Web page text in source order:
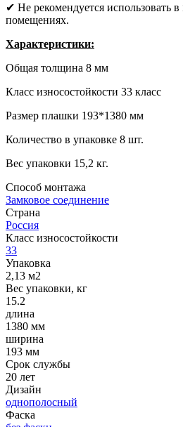
✔ Не рекомендуется использовать
помещениях.
Характеристики:
Общая толщина 8 мм
Класс износостойкости 33 класс
Размер плашки 193*1380 мм
Количество в упаковке 8 шт.
Вес упаковки 15,2 кг.
Способ монтажа
Замковое соединение
Страна
Россия
Класс износостойкости
33
Упаковка
2,13 м2
Вес упаковки, кг
15.2
длина
1380 мм
ширина
193 мм
Срок службы
20 лет
Дизайн
однополосный
Фаска